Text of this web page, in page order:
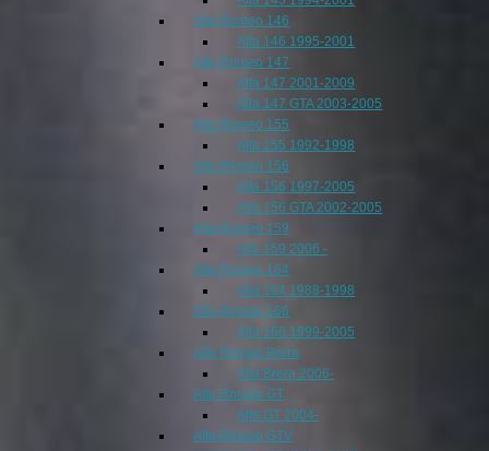
Alfa Romeo 146
Alfa 146 1995-2001
Alfa Romeo 147
Alfa 147 2001-2009
Alfa 147 GTA 2003-2005
Alfa Romeo 155
Alfa 155 1992-1998
Alfa Romeo 156
Alfa 156 1997-2005
Alfa 156 GTA 2002-2005
Alfa Romeo 159
Alfa 159 2006 -
Alfa Romeo 164
Alfa 164 1988-1998
Alfa Romeo 166
Alfa 166 1999-2005
Alfa Romeo Brera
Alfa Brera 2006-
Alfa Romeo GT
Alfa GT 2004-
Alfa Romeo GTV